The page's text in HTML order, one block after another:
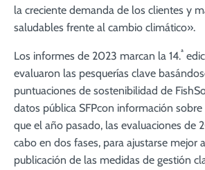
la creciente demanda de los clientes y
saludables frente al cambio climático».
Los informes de 2023 marcan la 14.ª
evaluaron las pesquerías clave
puntuaciones de sostenibilidad de
datos pública SFPcon información sobre
que el año pasado, las evaluaciones de
cabo en dos fases, para ajustarse mejor
publicación de las medidas de gestión